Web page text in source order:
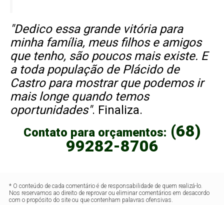
"Dedico essa grande vitória para
minha família, meus filhos e amigos
que tenho, são poucos mais existe. E
a toda população de Plácido de
Castro para mostrar que podemos ir
mais longe quando temos
oportunidades". Finaliza.
Contato para orçamentos: (68)
99282-8706
* O conteúdo de cada comentário é de responsabilidade de quem realizá-lo.
Nos reservamos ao direito de reprovar ou eliminar comentários em desacordo
com o propósito do site ou que contenham palavras ofensivas.